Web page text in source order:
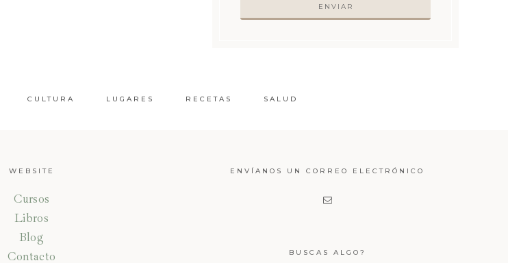
CULTURA LUGARES RECETAS SALUD
WEBSITE
Cursos
Libros
Blog
Contacto
ENVÍANOS UN CORREO ELECTRÓNICO
BUSCAS ALGO?